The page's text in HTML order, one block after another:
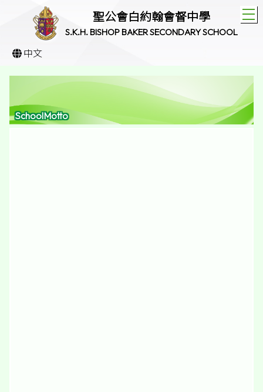
聖公會白約翰會督中學
S.K.H. BISHOP BAKER SECONDARY SCHOOL
中文
SchoolMotto